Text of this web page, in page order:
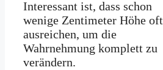
Interessant ist, dass schon
wenige Zentimeter Höhe oft
ausreichen, um die
Wahrnehmung komplett zu
verändern.